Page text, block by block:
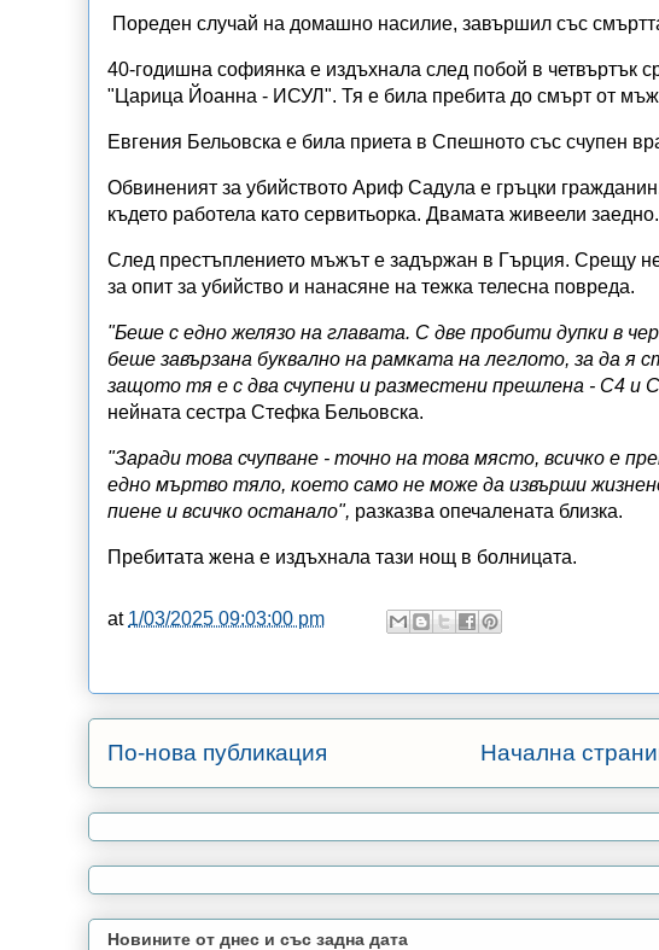
Пореден случай на домашно насилие, завършил със
40-годишна софиянка е издъхнала след побой в четвъртък
"Царица Йоанна - ИСУЛ". Тя е била пребита до смърт от
Евгения Бельовска е била приета в Спешното със счупен
Обвиненият за убийството Ариф Садула е гръцки
където работела като сервитьорка. Двамата живеели заедно.
След престъплението мъжът е задържан в Гърция. Срещу
за опит за убийство и нанасяне на тежка телесна повреда.
"Беше с едно желязо на главата. С две пробити дупки в
беше завързана буквално на рамката на леглото, за да я
защото тя е с два счупени и разместени прешлена - C4 и
нейната сестра Стефка Бельовска.
"Заради това счупване - точно на това място, всичко е
едно мъртво тяло, което само не може да извърши
пиене и всичко останало", разказва опечалената близка.
Пребитата жена е издъхнала тази нощ в болницата.
at 1/03/2025 09:03:00 pm
По-нова публикация Начална
Новините от днес и със задна дата